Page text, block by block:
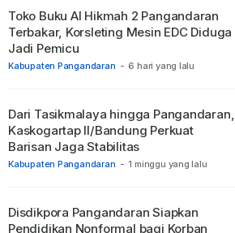
Kabupaten Pangandaran - 6 hari yang lalu
Toko Buku Al Hikmah 2 Pangandaran
Terbakar, Korsleting Mesin EDC Diduga
Jadi Pemicu
Kabupaten Pangandaran - 1 minggu yang lalu
Dari Tasikmalaya hingga Pangandaran,
Kaskogartap II/Bandung Perkuat
Barisan Jaga Stabilitas
Disdikpora Pangandaran Siapkan
Pendidikan Nonformal bagi Korban